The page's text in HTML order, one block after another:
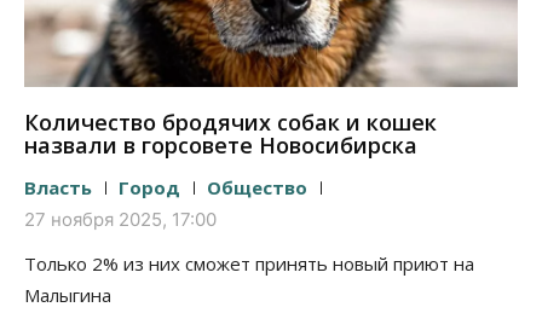
Количество бродячих собак и кошек
назвали в горсовете Новосибирска
Власть Город Общество
27 ноября 2025, 17:00
Только 2% из них сможет принять новый приют на
Малыгина